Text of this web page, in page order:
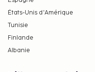
États-Unis d'Amérique
Tunisie
Finlande
Albanie